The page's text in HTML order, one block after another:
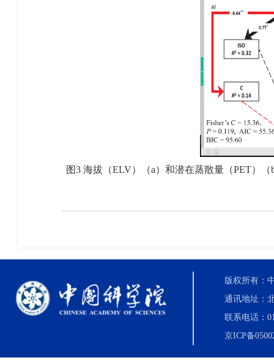
图3 海拔（ELV）（a）和潜在蒸散量（PET）（
版权所有：
通讯地址：
联系电话：
京ICP备